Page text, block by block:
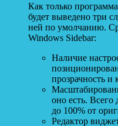
Как только
будет выведено три
ней по умолчанию.
Windows Sidebar:
Наличие
прозрачность и
оно есть. Всего
до 100% от
Редактор